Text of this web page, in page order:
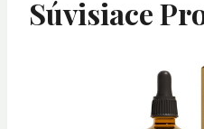
Súvisiace